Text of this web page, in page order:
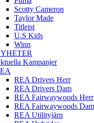
Scotty Cameron
Taylor Made
Titleist
U.S Kids
Winn
Kampanjer
REA Drivers Herr
REA Drivers Dam
REA Fairwaywoods Herr
REA Fairwaywoods Dam
REA Utilityjärn